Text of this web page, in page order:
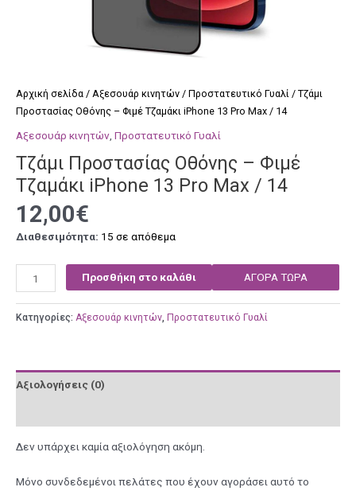
Αρχική σελίδα / Αξεσουάρ κινητών / Προστατευτικό Γυαλί / Τζάμι
Προστασίας Οθόνης – Φιμέ Τζαμάκι iPhone 13 Pro Max / 14
Αξεσουάρ κινητών Προστατευτικό Γυαλί
Τζάμι Προστασίας Οθόνης – Φιμέ
Τζαμάκι iPhone 13 Pro Max / 14
12,00€
Διαθεσιμότητα: 15 σε απόθεμα
Προσθήκη στο καλάθι ΑΓΟΡΑ ΤΩΡΑ
Κατηγορίες: Αξεσουάρ κινητών, Προστατευτικό Γυαλί
Αξιολογήσεις (0)
Δεν υπάρχει καμία αξιολόγηση ακόμη.
Μόνο συνδεδεμένοι πελάτες που έχουν αγοράσει αυτό το